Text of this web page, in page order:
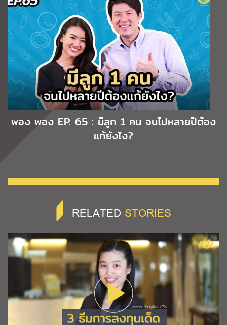
พอง พอง EP. 65 : มีลูก 1 คน จนไปหลายปีต้อง
แก้ยังไง?
RELATED STORIES